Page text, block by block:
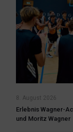
8. August 2026
Erlebnis Wagner-
und Moritz Wagner